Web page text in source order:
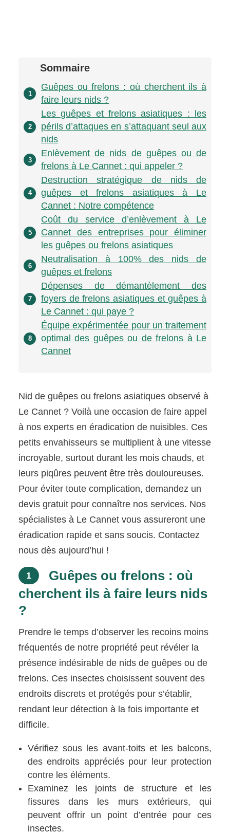
Sommaire
1
Guêpes ou frelons : où cherchent ils à
faire leurs nids ?
2
Les guêpes et frelons asiatiques : les
périls d’attaques en s’attaquant seul aux
nids
3
Enlèvement de nids de guêpes ou de
frelons à Le Cannet : qui appeler ?
4
Destruction stratégique de nids de
guêpes et frelons asiatiques à Le
Cannet : Notre compétence
5
Coût du service d’enlèvement à Le
Cannet des entreprises pour éliminer
les guêpes ou frelons asiatiques
6
Neutralisation à 100% des nids de
guêpes et frelons
7
Dépenses de démantèlement des
foyers de frelons asiatiques et guêpes à
Le Cannet : qui paye ?
8
Équipe expérimentée pour un traitement
optimal des guêpes ou de frelons à Le
Cannet
Nid de guêpes ou frelons asiatiques observé à
Le Cannet ? Voilà une occasion de faire appel
à nos experts en éradication de nuisibles. Ces
petits envahisseurs se multiplient à une vitesse
incroyable, surtout durant les mois chauds, et
leurs piqûres peuvent être très douloureuses.
Pour éviter toute complication, demandez un
devis gratuit pour connaître nos services. Nos
spécialistes à Le Cannet vous assureront une
éradication rapide et sans soucis. Contactez
nous dès aujourd’hui !
1
Guêpes ou frelons : où
cherchent ils à faire leurs nids
?
Prendre le temps d’observer les recoins moins
fréquentés de notre propriété peut révéler la
présence indésirable de nids de guêpes ou de
frelons. Ces insectes choisissent souvent des
endroits discrets et protégés pour s’établir,
rendant leur détection à la fois importante et
difficile.
Vérifiez sous les avant-toits et les balcons,
des endroits appréciés pour leur protection
contre les éléments.
Examinez les joints de structure et les
fissures dans les murs extérieurs, qui
peuvent offrir un point d’entrée pour ces
insectes.